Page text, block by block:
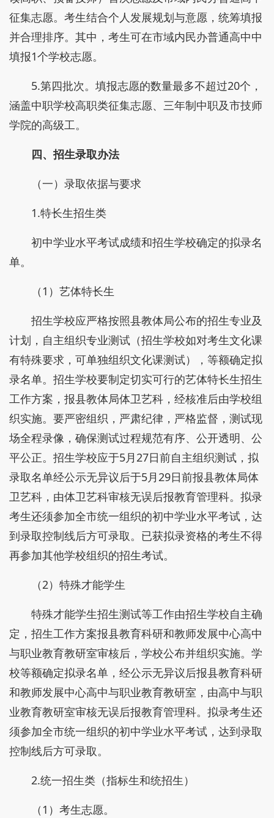
征集志愿。考生结合个人发展规划与意愿，统筹填报
并合理排序。其中，考生可在市域内民办普通高中中
填报1个学校志愿。
5.第四批次。填报志愿的数量最多不超过20个，
涵盖中职学校高职类征集志愿、三年制中职及市技师
学院的高级工。
四、招生录取办法
（一）录取依据与要求
1.特长生招生类
初中学业水平考试成绩和招生学校确定的拟录名
单。
（1）艺体特长生
招生学校应严格按照县教体局公布的招生专业及
计划，自主组织专业测试（招生学校如对考生文化课
有特殊要求，可单独组织文化课测试），等额确定拟
录名单。招生学校要制定切实可行的艺体特长生招生
工作方案，报县教体局体卫艺科，经核准后由学校组
织实施。要严密组织，严肃纪律，严格监督，测试现
场全程录像，确保测试过程规范有序、公开透明、公
平公正。招生学校应于5月27日前自主组织测试，拟
录取名单经公示无异议后于5月29日前报县教体局体
卫艺科，由体卫艺科审核无误后报教育管理科。拟录
考生还须参加全市统一组织的初中学业水平考试，达
到录取控制线后方可录取。已获拟录资格的考生不得
再参加其他学校组织的招生考试。
（2）特殊才能学生
特殊才能学生招生测试等工作由招生学校自主确
定，招生工作方案报县教育科研和教师发展中心高中
与职业教育教研室审核后，学校公布并组织实施。学
校等额确定拟录名单，经公示无异议后报县教育科研
和教师发展中心高中与职业教育教研室，由高中与职
业教育教研室审核无误后报教育管理科。拟录考生还
须参加全市统一组织的初中学业水平考试，达到录取
控制线后方可录取。
2.统一招生类（指标生和统招生）
（1）考生志愿。